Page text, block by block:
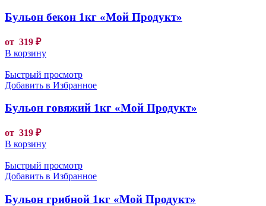
Бульон бекон 1кг «Мой Продукт»
от 319 ₽
В корзину
Быстрый просмотр
Добавить в Избранное
Бульон говяжий 1кг «Мой Продукт»
от 319 ₽
В корзину
Быстрый просмотр
Добавить в Избранное
Бульон грибной 1кг «Мой Продукт»